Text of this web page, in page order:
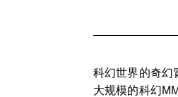
科幻世界的奇幻
大规模的科幻